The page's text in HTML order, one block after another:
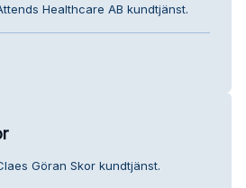
Healthcare AB kundtjänst.
Göran Skor kundtjänst.